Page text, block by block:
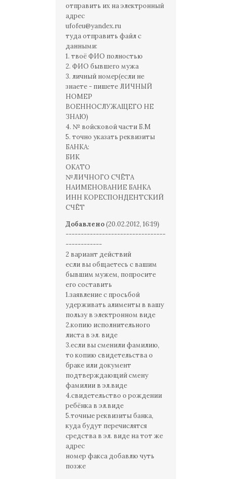
отправить их на электронный
адрес
ufofeu@yandex.ru
туда отправить файл с
данными:
1. твоё ФИО полностью
2. ФИО бывшего мужа
3. личный номер(если не
знаете - пишете ЛИЧНЫЙ
НОМЕР
ВОЕННОСЛУЖАЩЕГО НЕ
ЗНАЮ)
4. № войсковой части Б.М
5. точно указать реквизиты
БАНКА:
БИК
ОКАТО
№ЛИЧНОГО СЧЁТА
НАИМЕНОВАНИЕ БАНКА
ИНН КОРЕСПОНДЕНТСКИЙ
СЧЁТ
Добавлено(20.02.2012, 16:19)
---------------------------------
------------
2 вариант действий
если вы общаетесь с вашим
бывшим мужем, попросите
его составить
1.заявление с просьбой
удерживать алименты в вашу
пользу в электронном виде
2.копию исполнительного
листа в эл. виде
3.если вы сменили фамилию,
то копию свидетельства о
браке или документ
подтверждающий смену
фамилии в эл.виде
4.свидетельство о рождении
ребёнка в эл.виде
5.точные реквизиты банка,
куда будут перечислятся
средства в эл. виде на тот же
адрес
номер факса добавлю чуть
позже